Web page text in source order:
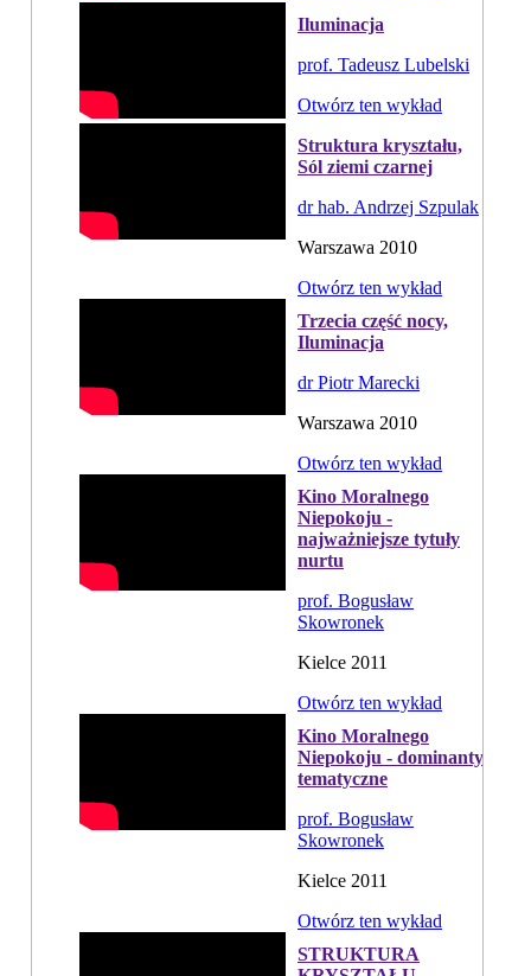
Iluminacja
prof. Tadeusz Lubelski
Otwórz ten wykład
Struktura kryształu,
Sól ziemi czarnej
dr hab. Andrzej Szpulak
Warszawa 2010
Otwórz ten wykład
Trzecia część nocy,
Iluminacja
dr Piotr Marecki
Warszawa 2010
Otwórz ten wykład
Kino Moralnego
Niepokoju -
najważniejsze tytuły
nurtu
prof. Bogusław
Skowronek
Kielce 2011
Otwórz ten wykład
Kino Moralnego
Niepokoju - dominanty
tematyczne
prof. Bogusław
Skowronek
Kielce 2011
Otwórz ten wykład
STRUKTURA